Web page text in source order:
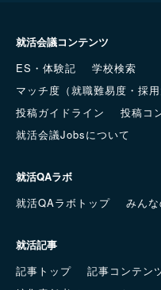
就活会議コンテンツ
ES・体験記
学校検索
マッチ度（就職難易度・採用
投稿ガイドライン
投稿コ
就活会議Jobsについて
就活QAラボ
就活QAラボトップ
みん
就活記事
記事トップ
記事コンテン